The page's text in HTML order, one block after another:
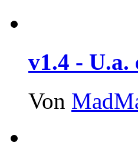
v1.4 -
Von